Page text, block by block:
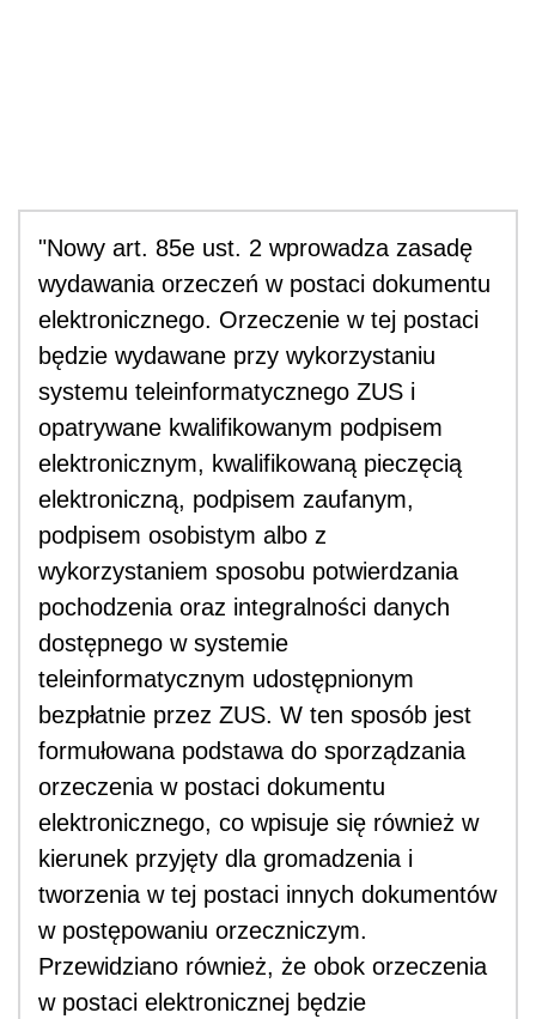
"Nowy art. 85e ust. 2 wprowadza zasadę
wydawania orzeczeń w postaci dokumentu
elektronicznego. Orzeczenie w tej postaci
będzie wydawane przy wykorzystaniu
systemu teleinformatycznego ZUS i
opatrywane kwalifikowanym podpisem
elektronicznym, kwalifikowaną pieczęcią
elektroniczną, podpisem zaufanym,
podpisem osobistym albo z
wykorzystaniem sposobu potwierdzania
pochodzenia oraz integralności danych
dostępnego w systemie
teleinformatycznym udostępnionym
bezpłatnie przez ZUS. W ten sposób jest
formułowana podstawa do sporządzania
orzeczenia w postaci dokumentu
elektronicznego, co wpisuje się również w
kierunek przyjęty dla gromadzenia i
tworzenia w tej postaci innych dokumentów
w postępowaniu orzeczniczym.
Przewidziano również, że obok orzeczenia
w postaci elektronicznej będzie